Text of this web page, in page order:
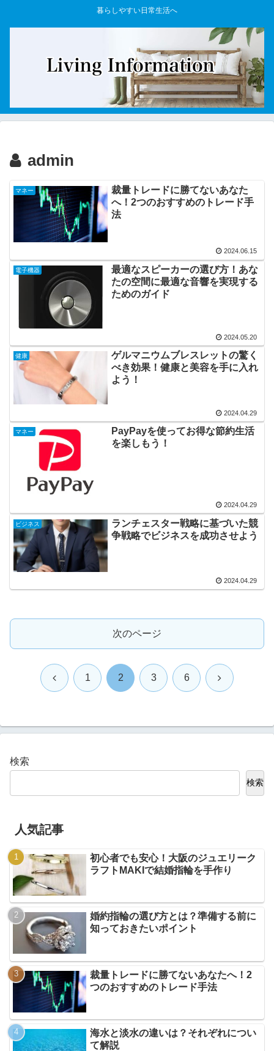
暮らしやすい日常生活へ
admin
マネー
裁量トレードに勝てないあなた
へ！2つのおすすめのトレード手
法
2024.06.15
電子機器
最適なスピーカーの選び方！あな
たの空間に最適な音響を実現する
ためのガイド
2024.05.20
健康
ゲルマニウムブレスレットの驚く
べき効果！健康と美容を手に入れ
よう！
2024.04.29
マネー
PayPayを使ってお得な節約生活
を楽しもう！
2024.04.29
ビジネス
ランチェスター戦略に基づいた競
争戦略でビジネスを成功させよう
2024.04.29
次のページ
前 1 2 3 6 次
検索
検索
人気記事
初心者でも安心！大阪のジュエリーク
ラフトMAKIで結婚指輪を手作り
婚約指輪の選び方とは？準備する前に
知っておきたいポイント
裁量トレードに勝てないあなたへ！2
つのおすすめのトレード手法
海水と淡水の違いは？それぞれについ
て解説